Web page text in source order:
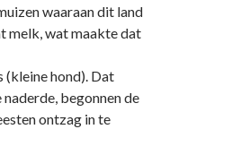
waaraan dit land
melk, wat maakte dat
(kleine hond). Dat
begonnen de
ontzag in te